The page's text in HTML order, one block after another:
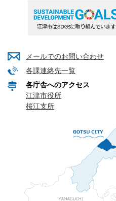
メールでのお問い合わせ
各課連絡先一覧
各庁舎へのアクセス
江津市役所
桜江支所